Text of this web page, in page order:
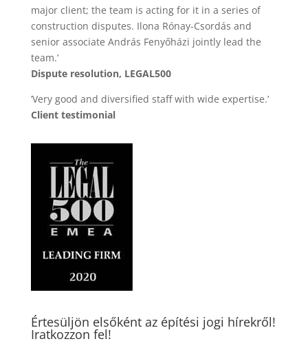
major client; the team is acting for it in a series of
construction disputes. Ilona Rónay-Csordás and
senior associate András Fenyőházi jointly lead the
team.’
Dispute resolution, LEGAL500
’Very good and diversified staff with wide expertise.’
Client testimonial
Értesüljön elsőként az építési jogi hírekről!
Iratkozzon fel!